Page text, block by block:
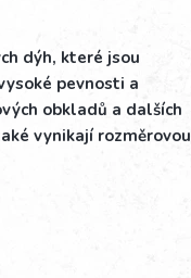
dýh, které jsou
pevnosti a
obkladů a dalších
vynikají rozměrovou